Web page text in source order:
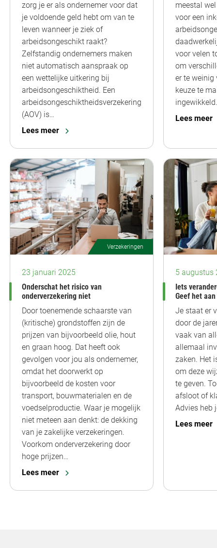
zorg je er als ondernemer voor dat
je voldoende geld hebt om van te
leven wanneer je ziek of
arbeidsongeschikt raakt?
Zelfstandig ondernemers maken
niet automatisch aanspraak op
een wettelijke uitkering bij
arbeidsongeschiktheid. Een
arbeidsongeschiktheidsverzekering
(AOV) is…
Lees meer
meestal
voor een
voor velen
om
er te weinig
keuze te
Lees meer
Verzekeringen
23 januari 2025
Onderschat het risico van
onderverzekering niet
Door toenemende schaarste van
(kritische) grondstoffen zijn de
prijzen van bijvoorbeeld olie, hout
en graan hoog. Dat heeft ook
gevolgen voor jou als ondernemer,
omdat het doorwerkt op
bijvoorbeeld de kosten voor
transport, bouwmaterialen en de
voedselproductie. Waar je mogelijk
niet meteen aan denkt: de dekking
van je zakelijke verzekeringen.
Voorkom onderverzekering door
hoge prijzen…
Lees meer
5 augustus
Iets
Geef het
Je staat er
door de
vaak van
allemaal
zaken. Het
om deze
te geven.
afsloot of
Advies heb
Lees meer